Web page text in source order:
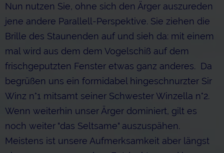
Nun nutzen Sie, ohne sich den Ärger auszureden
jene andere Parallell-Perspektive. Sie ziehen die
Brille des Staunenden auf und sieh da: mit einem
mal wird aus dem dem Vogelschiß auf dem
frischgeputzten Fenster etwas ganz anderes. Da
begrüßen uns ein formidabel hingeschnurzter Sir
Winz n°1 mitsamt seiner Schwester Winzella n°2.
Wenn weiterhin unser Ärger dominiert, gilt es
noch weiter "das Seltsame" auszuspähen.
Meistens ist unsere Aufmerksamkeit aber längst